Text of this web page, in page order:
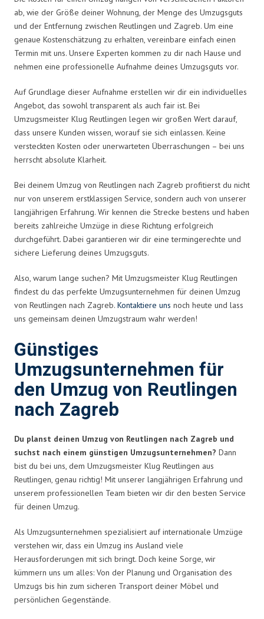
ab, wie der Größe deiner Wohnung, der Menge des Umzugsguts
und der Entfernung zwischen Reutlingen und Zagreb. Um eine
genaue Kostenschätzung zu erhalten, vereinbare einfach einen
Termin mit uns. Unsere Experten kommen zu dir nach Hause und
nehmen eine professionelle Aufnahme deines Umzugsguts vor.
Auf Grundlage dieser Aufnahme erstellen wir dir ein individuelles
Angebot, das sowohl transparent als auch fair ist. Bei
Umzugsmeister Klug Reutlingen legen wir großen Wert darauf,
dass unsere Kunden wissen, worauf sie sich einlassen. Keine
versteckten Kosten oder unerwarteten Überraschungen – bei uns
herrscht absolute Klarheit.
Bei deinem Umzug von Reutlingen nach Zagreb profitierst du nicht
nur von unserem erstklassigen Service, sondern auch von unserer
langjährigen Erfahrung. Wir kennen die Strecke bestens und haben
bereits zahlreiche Umzüge in diese Richtung erfolgreich
durchgeführt. Dabei garantieren wir dir eine termingerechte und
sichere Lieferung deines Umzugsguts.
Also, warum lange suchen? Mit Umzugsmeister Klug Reutlingen
findest du das perfekte Umzugsunternehmen für deinen Umzug
von Reutlingen nach Zagreb. Kontaktiere uns noch heute und lass
uns gemeinsam deinen Umzugstraum wahr werden!
Günstiges
Umzugsunternehmen für
den Umzug von Reutlingen
nach Zagreb
Du planst deinen Umzug von Reutlingen nach Zagreb und
suchst nach einem günstigen Umzugsunternehmen? Dann
bist du bei uns, dem Umzugsmeister Klug Reutlingen aus
Reutlingen, genau richtig! Mit unserer langjährigen Erfahrung und
unserem professionellen Team bieten wir dir den besten Service
für deinen Umzug.
Als Umzugsunternehmen spezialisiert auf internationale Umzüge
verstehen wir, dass ein Umzug ins Ausland viele
Herausforderungen mit sich bringt. Doch keine Sorge, wir
kümmern uns um alles: Von der Planung und Organisation des
Umzugs bis hin zum sicheren Transport deiner Möbel und
persönlichen Gegenstände.